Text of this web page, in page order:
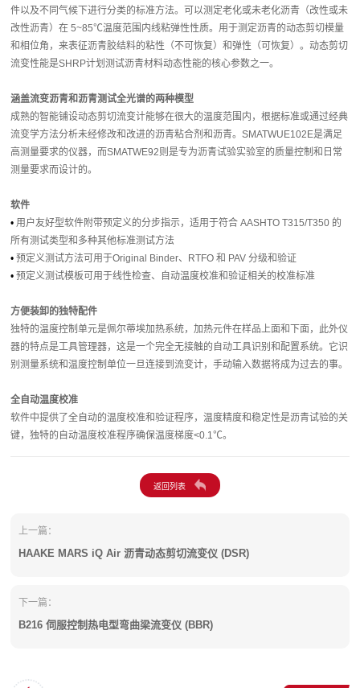
件以及不同气候下进行分类的标准方法。可以测定老化或未老化沥青（改性或未
改性沥青）在 5~85℃温度范围内线粘弹性性质。用于测定沥青的动态剪切模量
和相位角，来表征沥青胶结料的粘性（不可恢复）和弹性（可恢复）。动态剪切
流变性能是SHRP计划测试沥青材料动态性能的核心参数之一。
涵盖流变沥青和沥青测试全光谱的两种模型
成熟的智能铺设动态剪切流变计能够在很大的温度范围内，根据标准或通过经典
流变学方法分析未经修改和改进的沥青粘合剂和沥青。SMATWUE102E是满足
高测量要求的仪器，而SMATWE92则是专为沥青试验实验室的质量控制和日常
测量要求而设计的。
软件
• 用户友好型软件附带预定义的分步指示，适用于符合 AASHTO T315/T350 的
所有测试类型和多种其他标准测试方法
•预定义测试方法可用于Original Binder、RTFO 和 PAV 分级和验证
•预定义测试模板可用于线性检查、自动温度校准和验证相关的校准标准
方便装卸的独特配件
独特的温度控制单元是佩尔蒂埃加热系统，加热元件在样品上面和下面，此外仪
器的特点是工具管理器，这是一个完全无接触的自动工具识别和配置系统。它识
别测量系统和温度控制单位一旦连接到流变计，手动输入数据将成为过去的事。
全自动温度校准
软件中提供了全自动的温度校准和验证程序，温度精度和稳定性是沥青试验的关
键，独特的自动温度校准程序确保温度梯度<0.1℃。
上一篇：
HAAKE MARS iQ Air 沥青动态剪切流变仪 (DSR)
下一篇：
B216 伺服控制热电型弯曲梁流变仪 (BBR)